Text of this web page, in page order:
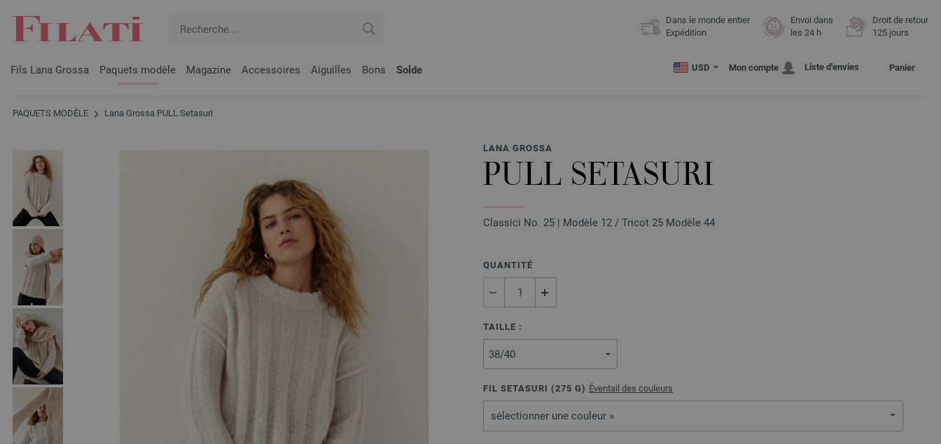
Dans le monde entier
Expédition
Envoi dans
les 24 h
Droit de retour
125 jours
Fils Lana Grossa Paquets modèle Magazine Accessoires Aiguilles Bons Solde USD Mon compte Liste d'envies Panier
PAQUETS MODÈLE Lana Grossa PULL Setasuri
LANA GROSSA
PULL SETASURI
Classici No. 25 | Modèle 12 / Tricot 25 Modèle 44
QUANTITÉ
TAILLE :
FIL SETASURI (275 G) Éventail des couleurs
sélectionner une couleur »